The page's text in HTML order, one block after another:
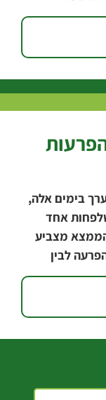
בימים אלה,
אחד
מצביע
לבין